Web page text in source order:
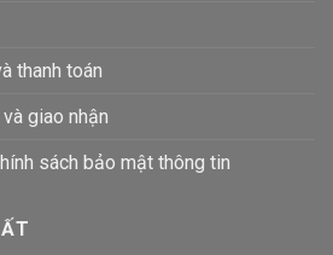
thanh toán
giao nhận
sách bảo mật thông tin